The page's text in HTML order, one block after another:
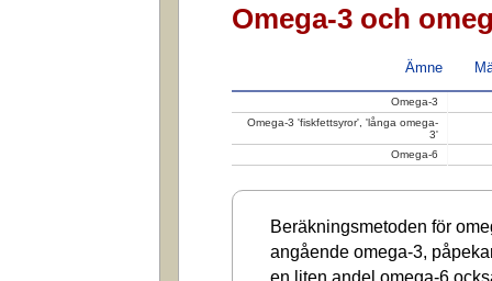
Omega-3 och
Ämne
Omega-3
Omega-3 'fiskfettsyror', 'långa omega-
3'
Omega-6
Beräkningsmetoden för
angående omega-3,
en liten andel omega-6